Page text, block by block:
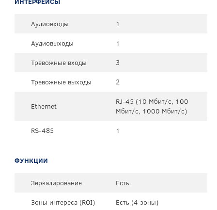
Аудиовходы
1
Аудиовыходы
1
Тревожные входы
3
Тревожные выходы
2
Ethernet
RJ-45 (10 Мбит/с, 100
Мбит/с, 1000 Мбит/с)
RS-485
1
ФУНКЦИИ
Зеркалирование
Есть
Зоны интереса (ROI)
Есть (4 зоны)